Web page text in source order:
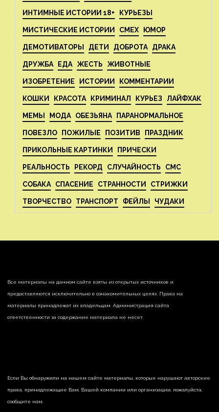
ИНТИМНЫЕ ИСТОРИИ 18+ КУРЬЕЗЫ
МИСТИЧЕСКИЕ ИСТОРИИ СМЕХ ЮМОР
ДЕМОТИВАТОРЫ ДЕТИ ДОБРОТА ДРАКА
ДРУЖБА ЕДА ЖЕСТЬ ЖИВОТНЫЕ
ИЗОБРЕТЕНИЕ ИСТОРИИ КОММЕНТАРИИ
КОШКИ КРАСОТА КРИМИНАЛ КУРЬЕЗ ЛАЙФХАК
МЕМЫ МОДА ОБЕЗЬЯНА ПАРАНОРМАЛЬНОЕ
ПОВЕЗЛО ПОЖИЛЫЕ ПОЗИТИВ ПРАЗДНИК
ПРИКОЛЬНЫЕ КАРТИНКИ ПРИЧЕСКИ
РЕАЛЬНОСТЬ РЕКОРД СЛУЧАЙНОСТЬ СМС
СОБАКА СПАСЕНИЕ СТРАННОСТИ СТРИЖКИ
ТВОРЧЕСТВО ТРАНСПОРТ ФЕЙЛЫ ЧУДАКИ
Все материалы на данном сайте взяты из открытых источников и
предоставляются исключительно в ознакомительных целях. Права на
материалы принадлежат их владельцам. Администрация сайта
ответственности за содержание материала не несет.
Если Вы обнаружили на нашем сайте материалы, которые нарушают авторские
права, принадлежащие Вам, Вашей компании или организации, пожалуйста,
сообщите нам.